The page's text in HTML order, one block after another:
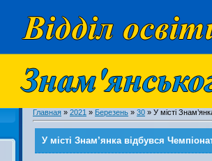
Главная » 2021 » Березень » 30 » У місті
У місті Знам’янка відбувся